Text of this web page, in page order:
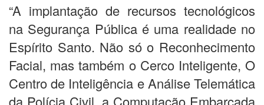
“A implantação de recursos tecnológicos
na Segurança Pública é uma realidade no
Espírito Santo. Não só o Reconhecimento
Facial, mas também o Cerco Inteligente, O
Centro de Inteligência e Análise Telemática
da Polícia Civil, a Computação Embarcada